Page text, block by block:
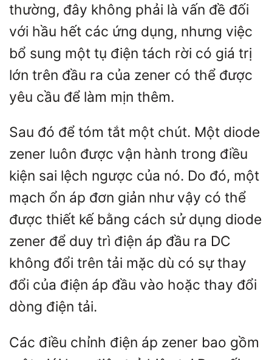
thường, đây không phải là vấn đề đối
với hầu hết các ứng dụng, nhưng việc
bổ sung một tụ điện tách rời có giá trị
lớn trên đầu ra của zener có thể được
yêu cầu để làm mịn thêm.
Sau đó để tóm tắt một chút. Một diode
zener luôn được vận hành trong điều
kiện sai lệch ngược của nó. Do đó, một
mạch ổn áp đơn giản như vậy có thể
được thiết kế bằng cách sử dụng diode
zener để duy trì điện áp đầu ra DC
không đổi trên tải mặc dù có sự thay
đổi của điện áp đầu vào hoặc thay đổi
dòng điện tải.
Các điều chỉnh điện áp zener bao gồm